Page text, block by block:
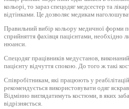
кольорі, то зараз спецодяг медсестер та
відтінками. Це дозволяє медикам
Правильний вибір кольору медичної форми
сприйняття фахівця пацієнтами, необхідно
нюанси.
Спецодяг працівників медустанов,
пацієнту відчуття спокою. До того ж такі
Співробітникам, які працюють у
рекомендується використовувати одяг
Відмінно виглядатимуть костюми, в яких
відрізняється.